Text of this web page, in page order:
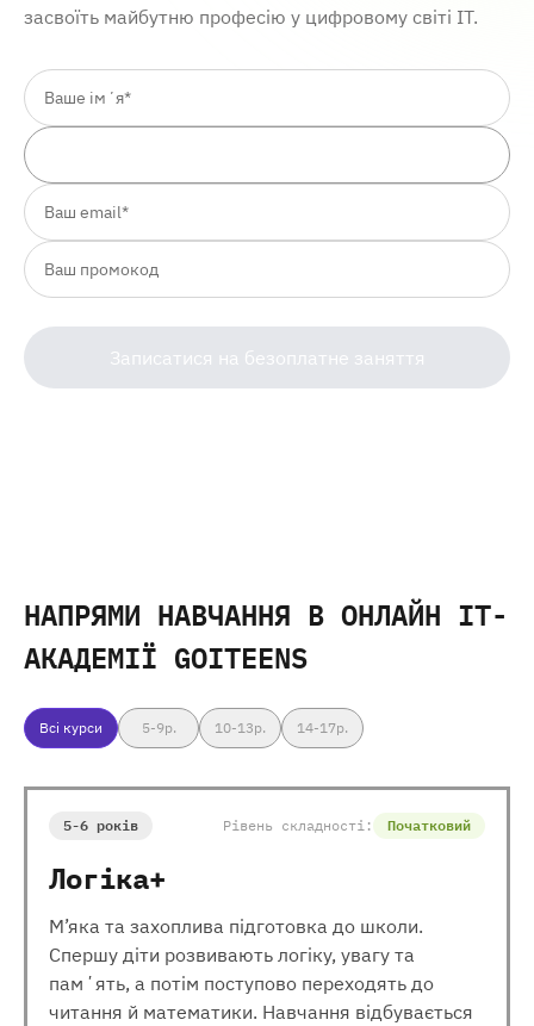
засвоїть майбутню професію у цифровому світі ІТ.
Записатися на безоплатне заняття
НАПРЯМИ НАВЧАННЯ В ОНЛАЙН IT-
АКАДЕМІЇ GOITEENS
Всі курси 5-9р. 10-13р. 14-17р.
5-6 років Рівень складності: Початковий
Логіка+
М’яка та захоплива підготовка до школи.
Спершу діти розвивають логіку, увагу та
памʼять, а потім поступово переходять до
читання й математики. Навчання відбувається